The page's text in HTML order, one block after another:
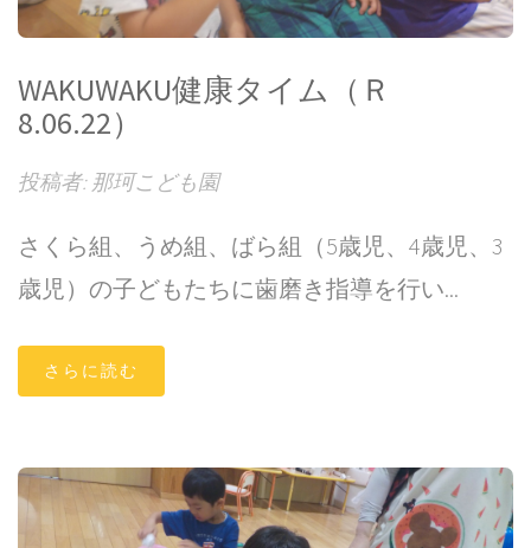
WAKUWAKU健康タイム（Ｒ
8.06.22）
投稿者: 那珂こども園
さくら組、うめ組、ばら組（5歳児、4歳児、3
歳児）の子どもたちに歯磨き指導を行い...
さらに読む